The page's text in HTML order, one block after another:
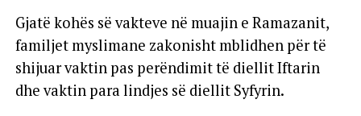
Gjatë kohës së vakteve në muajin e Ramazanit,
familjet myslimane zakonisht mblidhen për të
shijuar vaktin pas perëndimit të diellit Iftarin
dhe vaktin para lindjes së diellit Syfyrin.